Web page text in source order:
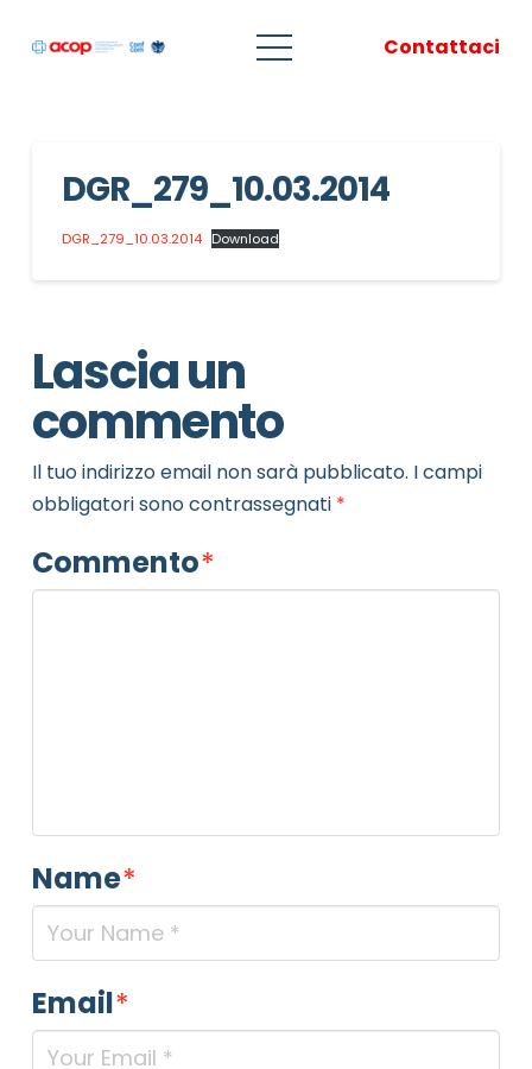
Contattaci
DGR_279_10.03.2014
DGR_279_10.03.2014 Download
Lascia un
commento
Il tuo indirizzo email non sarà pubblicato. I campi
obbligatori sono contrassegnati *
Commento*
Name*
Email*